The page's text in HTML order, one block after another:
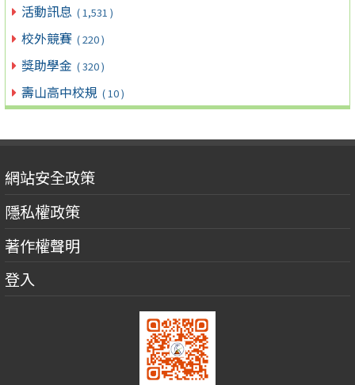
活動訊息 ( 1,531 )
校外競賽 ( 220 )
獎助學金 ( 320 )
壽山高中校規 ( 10 )
網站安全政策
隱私權政策
著作權聲明
登入